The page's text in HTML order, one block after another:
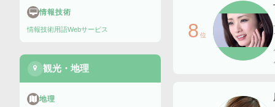
情報技術
情報技術用語Webサービス
観光・地理
地理
8 位